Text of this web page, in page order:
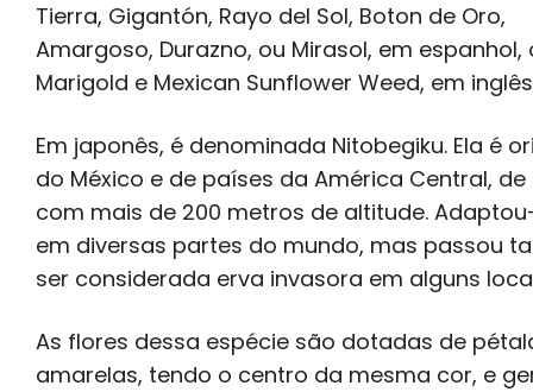
Tierra, Gigantón, Rayo del Sol, Boton de Oro,
Amargoso, Durazno, ou Mirasol, em espanhol,
Marigold e Mexican Sunflower Weed, em
Em japonês, é denominada Nitobegiku. Ela é
do México e de países da América Central,
com mais de 200 metros de altitude.
em diversas partes do mundo, mas passou
ser considerada erva invasora em alguns
As flores dessa espécie são dotadas de
amarelas, tendo o centro da mesma cor, e